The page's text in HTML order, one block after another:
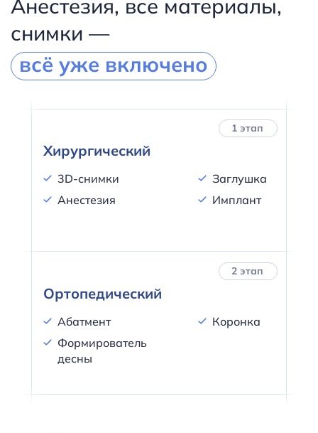
Анестезия, все материалы,
снимки —
всё уже включено
1 этап
Хирургический
3D-снимки
Заглушка
Анестезия
Имплант
2 этап
Ортопедический
Абатмент
Коронка
Формирователь
десны